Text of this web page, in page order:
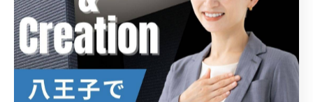
腐れを防ぎ、草の健康な成長を促進します。排水口の定
期的な清掃も忘れずに行いましょう。
屋根に草を生やす際の施工上の注意点